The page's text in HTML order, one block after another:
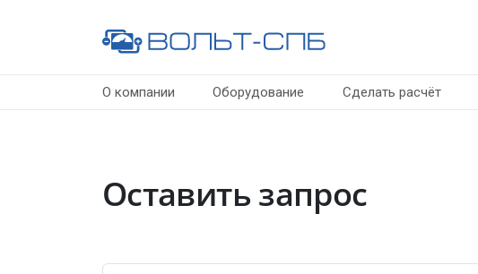
О компании Оборудование Сделать расчёт
Оставить запрос